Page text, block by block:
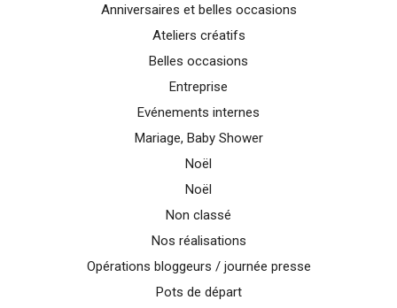
Anniversaires et belles occasions
Ateliers créatifs
Belles occasions
Entreprise
Evénements internes
Mariage, Baby Shower
Noël
Noël
Non classé
Nos réalisations
Opérations bloggeurs / journée presse
Pots de départ